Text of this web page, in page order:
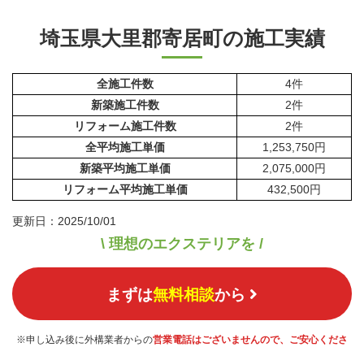
埼玉県大里郡寄居町の施工実績
全施工件数
4件
新築施工件数
2件
リフォーム施工件数
2件
全平均施工単価
1,253,750円
新築平均施工単価
2,075,000円
リフォーム平均施工単価
432,500円
更新日：2025/10/01
\ 理想のエクステリアを /
まずは無料相談から
※申し込み後に外構業者からの営業電話はございませんので、ご安心くださ